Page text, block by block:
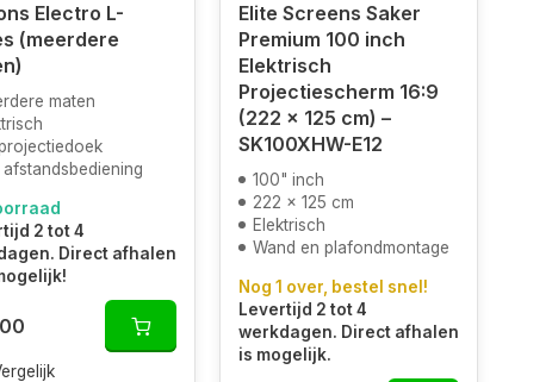
Electro L-
(meerdere
maten
afstandsbediening
2 tot 4
Direct afhalen
Elite Screens Saker
Premium 100 inch
Elektrisch
Projectiescherm 16:9
(222 x 125 cm) –
SK100XHW-E12
100" inch
222 x 125 cm
Elektrisch
Wand en plafondmontage
Nog 1 over, bestel snel!
Levertijd 2 tot 4
werkdagen. Direct afhalen
is mogelijk.